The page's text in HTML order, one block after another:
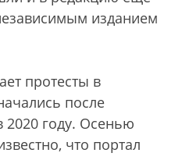
изданием
протесты в
после
2020 году. Осенью
что портал